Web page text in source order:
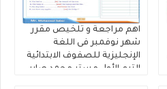
اهم مراجعة و تلخيص مقرر
شهر نوفمبر فى اللغة
الإنجليزية للصفوف الابتدائية
الترم الأول مستر محمد صابر